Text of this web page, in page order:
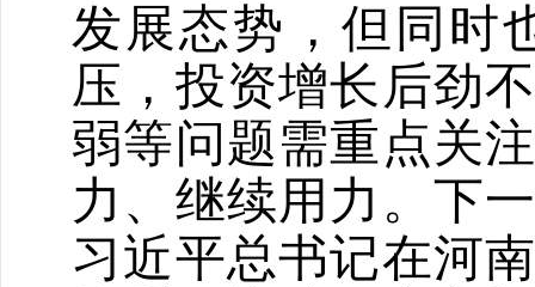
发展态势，但同时
压，投资增长后劲
弱等问题需重点关
力、继续用力。下
习近平总书记在河